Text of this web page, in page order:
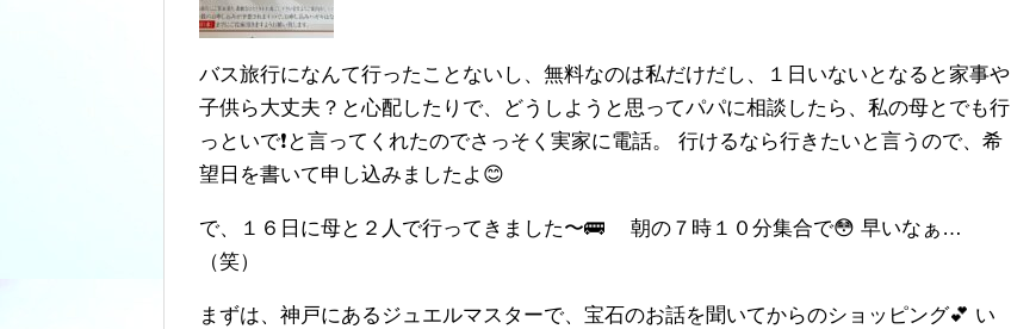
バス旅行になんて行ったことないし、無料なのは私だけだし、１日いないとなると家事や
子供ら大丈夫？と心配したりで、どうしようと思ってパパに相談したら、私の母とでも行
っといで❗️と言ってくれたのでさっそく実家に電話。 行けるなら行きたいと言うので、希
望日を書いて申し込みましたよ😊
で、１６日に母と２人で行ってきました〜🚌 朝の７時１０分集合で😳 早いなぁ…
（笑）
まずは、神戸にあるジュエルマスターで、宝石のお話を聞いてからのショッピング💕 い